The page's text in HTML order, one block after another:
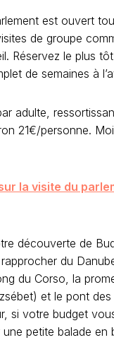
est ouvert
de groupe
Réservez le plus
de semaines à
adulte,
21€/personne.
la visite du
découverte de
du
du Corso, la
et le pont des
si votre budget
petite balade en